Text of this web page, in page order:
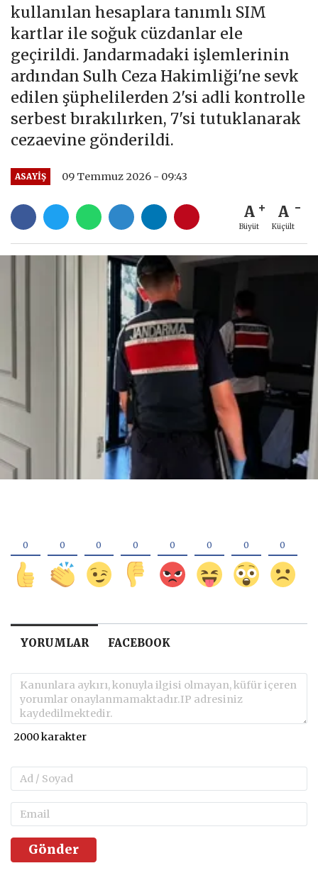
kullanılan hesaplara tanımlı SIM
kartlar ile soğuk cüzdanlar ele
geçirildi. Jandarmadaki işlemlerinin
ardından Sulh Ceza Hakimliği'ne sevk
edilen şüphelilerden 2'si adli kontrolle
serbest bırakılırken, 7'si tutuklanarak
cezaevine gönderildi.
ASAYIŞ 09 Temmuz 2026 - 09:43
A
Büyüt
A
Küçült
YORUMLAR FACEBOOK
Gönder